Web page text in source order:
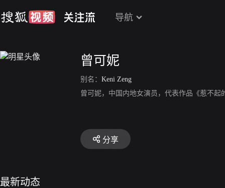
导航
曾可妮
别名： Keni Zeng
曾可妮，中国内地女演员，代表作品《惹不起
分享
最新动态